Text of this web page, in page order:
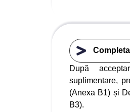
După
suplimentare,
(Anexa B1) și
B3).